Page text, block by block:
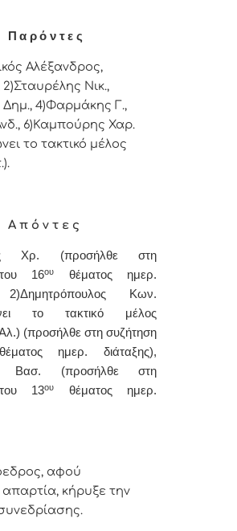
Π α ρ ό ν τ ε ς
Αλέξανδρος,
Νικ.,
4)Φαρμάκης Γ.,
6)Καμπούρης Χαρ.
το τακτικό μέλος
Α π ό ν τ ε ς
Χρ. (προσήλθε στη
16ου
θέματος ημερ.
2)Δημητρόπουλος Κων.
το τακτικό μέλος
(προσήλθε στη συζήτηση
ημερ. διάταξης),
Βασ. (προσήλθε στη
13ου
θέματος ημερ.
αφού
κήρυξε την